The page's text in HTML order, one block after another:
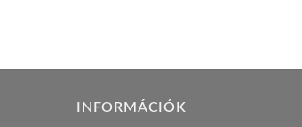
INFORMÁCIÓK